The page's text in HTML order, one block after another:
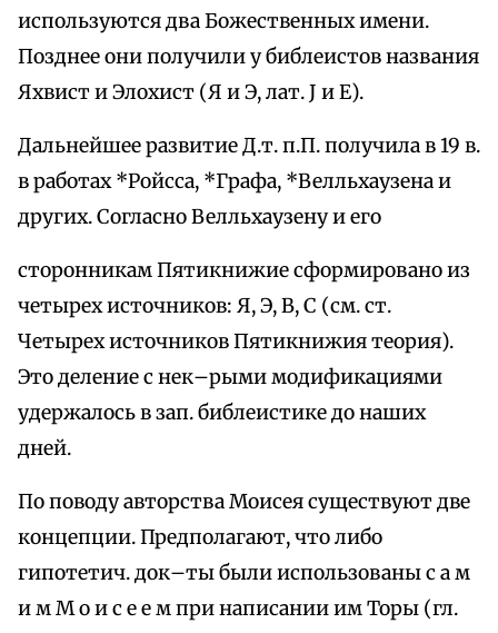
используются два Божественных имени.
Позднее они получили у библеистов названия
Яхвист и Элохист (Я и Э, лат. J и E).
Дальнейшее развитие Д.т. п.П. получила в 19 в.
в работах *Ройсса, *Графа, *Велльхаузена и
других. Согласно Велльхаузену и его
сторонникам Пятикнижие сформировано из
четырех источников: Я, Э, В, С (см. ст.
Четырех источников Пятикнижия теория).
Это деление с нек–рыми модификациями
удержалось в зап. библеистике до наших
дней.
По поводу авторства Моисея существуют две
концепции. Предполагают, что либо
гипотетич. док–ты были использованы с а м
и м М о и с е е м при написании им Торы (гл.